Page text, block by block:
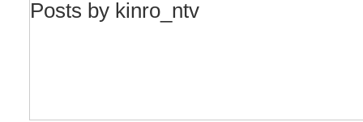
Posts by kinro_ntv